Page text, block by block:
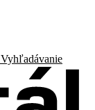
Vyhľadávanie